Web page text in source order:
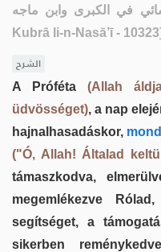
Kubrā li-n-Nasā’ī - 10323]
الشرح
A Próféta (Allah
üdvösséget), a nap
hajnalhasadáskor,
("Ó, Allah! Általad
támaszkodva,
megemlékezve
segítséget, a
sikerben